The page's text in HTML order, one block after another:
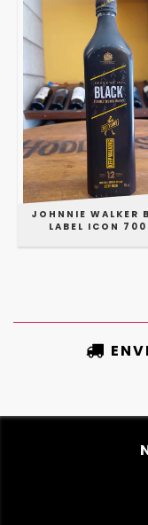
JOHNNIE WALKER
LABEL ICON